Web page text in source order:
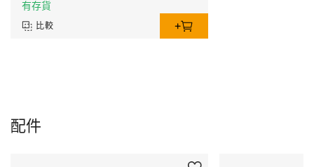
有存貨
比較
配件